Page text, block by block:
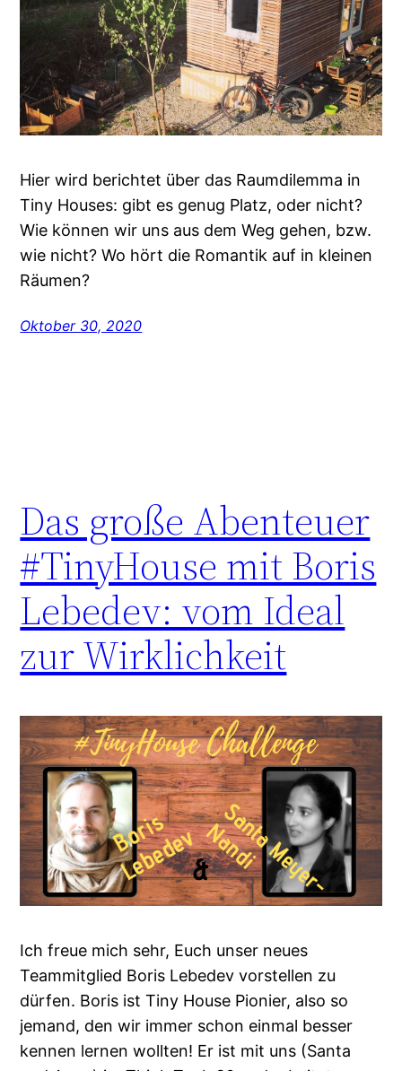
Hier wird berichtet über das Raumdilemma in
Tiny Houses: gibt es genug Platz, oder nicht?
Wie können wir uns aus dem Weg gehen, bzw.
wie nicht? Wo hört die Romantik auf in kleinen
Räumen?
Oktober 30, 2020
Das große Abenteuer
#TinyHouse mit Boris
Lebedev: vom Ideal
zur Wirklichkeit
Ich freue mich sehr, Euch unser neues
Teammitglied Boris Lebedev vorstellen zu
dürfen. Boris ist Tiny House Pionier, also so
jemand, den wir immer schon einmal besser
kennen lernen wollten! Er ist mit uns (Santa